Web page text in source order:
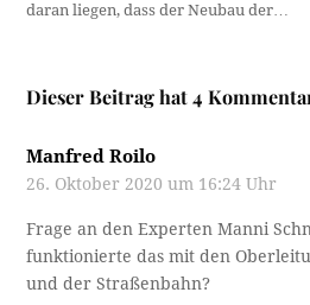
daran liegen, dass der Neubau der…
Dieser Beitrag hat 4
Manfred Roilo
26. Oktober 2020 um 16:24 Uhr
Frage an den Experten Manni
funktionierte das mit den
und der Straßenbahn?